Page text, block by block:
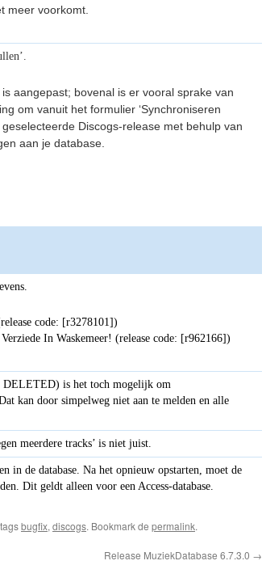
meer voorkomt.
aangepast; bovenal is er vooral sprake van
om vanuit het formulier ‘Synchroniseren
geselecteerde Discogs-release met behulp van
aan je database.
code: [r3278101])
In Waskemeer! (release code: [r962166])
DELETED) is het toch mogelijk om
kan door simpelweg niet aan te melden en alle
meerdere tracks’ is niet juist.
in de database. Na het opnieuw opstarten, moet de
Dit geldt alleen voor een Access-database.
bugfix, discogs. Bookmark de permalink.
Release MuziekDatabase 6.7.3.0 →